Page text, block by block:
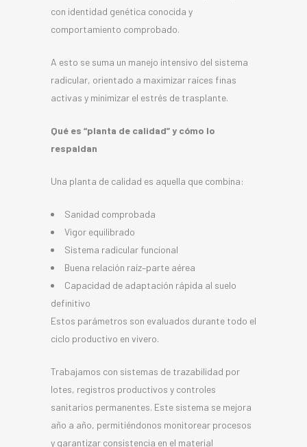
con identidad genética conocida y
comportamiento comprobado.
A esto se suma un manejo intensivo del sistema
radicular, orientado a maximizar raíces finas
activas y minimizar el estrés de trasplante.
Qué es “planta de calidad” y cómo lo
respaldan
Una planta de calidad es aquella que combina:
Sanidad comprobada
Vigor equilibrado
Sistema radicular funcional
Buena relación raíz–parte aérea
Capacidad de adaptación rápida al suelo
definitivo
Estos parámetros son evaluados durante todo el
ciclo productivo en vivero.
Trabajamos con sistemas de trazabilidad por
lotes, registros productivos y controles
sanitarios permanentes. Este sistema se mejora
año a año, permitiéndonos monitorear procesos
y garantizar consistencia en el material